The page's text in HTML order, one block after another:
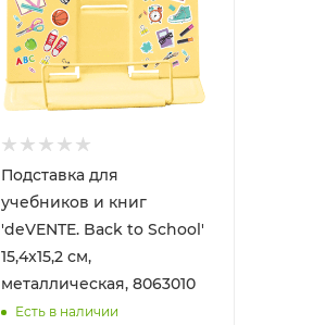
Подставка для
учебников и книг
'deVENTE. Back to School'
15,4x15,2 см,
металлическая, 8063010
Есть в наличии